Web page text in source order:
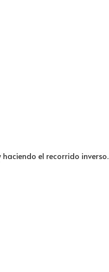
el recorrido inverso.